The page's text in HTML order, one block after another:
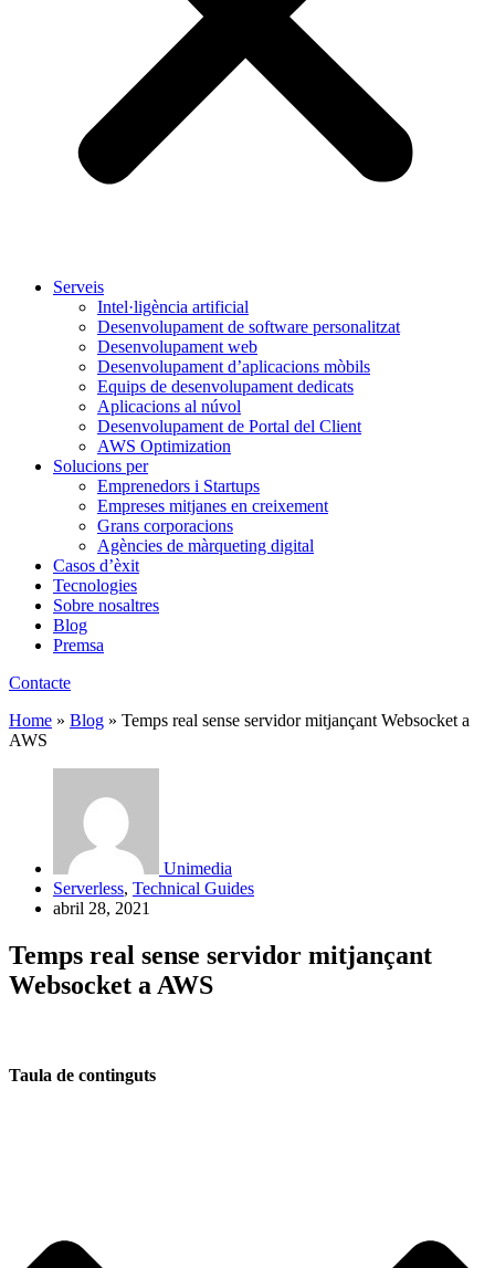
Serveis
Intel·ligència artificial
Desenvolupament de software personalitzat
Desenvolupament web
Desenvolupament d’aplicacions mòbils
Equips de desenvolupament dedicats
Aplicacions al núvol
Desenvolupament de Portal del Client
AWS Optimization
Solucions per
Emprenedors i Startups
Empreses mitjanes en creixement
Grans corporacions
Agències de màrqueting digital
Casos d’èxit
Tecnologies
Sobre nosaltres
Blog
Premsa
Contacte
Home » Blog » Temps real sense servidor mitjançant Websocket a
AWS
Unimedia
Serverless, Technical Guides
abril 28, 2021
Temps real sense servidor mitjançant
Websocket a AWS
Taula de continguts